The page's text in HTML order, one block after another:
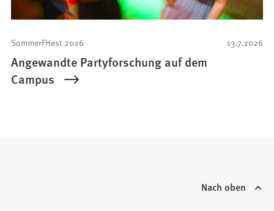
13.7.2026
SommerFHest 2026
Angewandte Partyforschung auf dem
Campus
Nach oben